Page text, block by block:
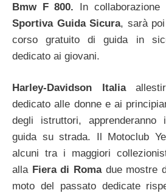
Bmw F 800. In collaborazione
Sportiva Guida Sicura, sarà
corso gratuito di guida in
dedicato ai giovani.
Harley-Davidson Italia
dedicato alle donne e ai
degli istruttori,
guida su strada. Il Motoclub
alcuni tra i maggiori
allaFiera di Romadue mostre
moto del passato dedicate